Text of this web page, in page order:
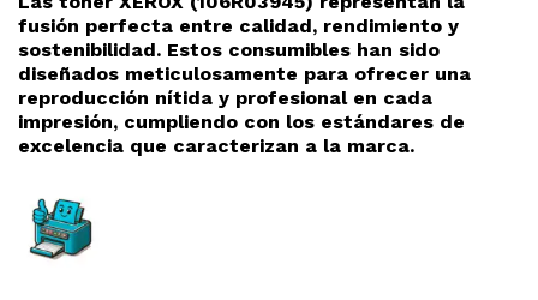
fusión perfecta entre calidad, rendimiento y
sostenibilidad. Estos consumibles han sido
diseñados meticulosamente para ofrecer una
reproducción nítida y profesional en cada
impresión, cumpliendo con los estándares de
excelencia que caracterizan a la marca.